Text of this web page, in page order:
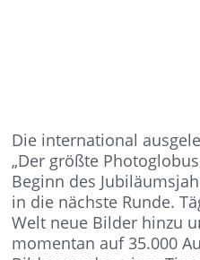
Die international
„Der größte
Beginn des
in die nächste Runde.
Welt neue Bilder hinzu
momentan auf 35.000